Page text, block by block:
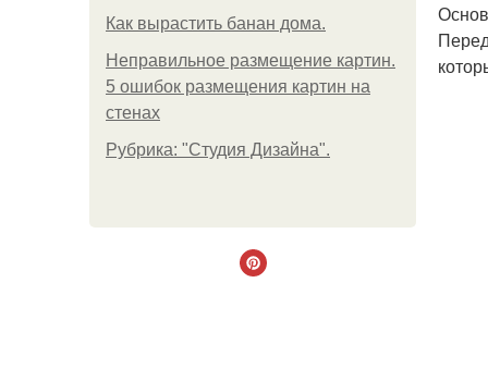
Как вырастить банан дома.
Неправильное размещение картин.
5 ошибок размещения картин на
стенах
Рубрика: "Студия Дизайна".